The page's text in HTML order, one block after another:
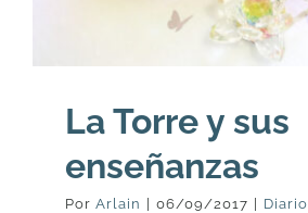
La Torre y sus
enseñanzas
Por Arlain | 06/09/2017 | Diario